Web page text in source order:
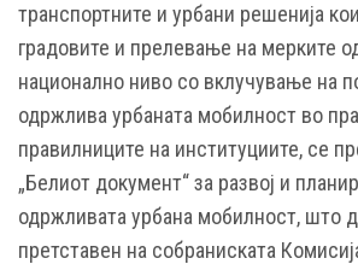
транспортните и урбани решенија
градовите и прелевање на мерките
национално ниво со вклучување на
одржлива урбаната мобилност во
правилниците на институциите, се
„Белиот документ“ за развој и
одржливата урбана мобилност, што
претставен на собраниската